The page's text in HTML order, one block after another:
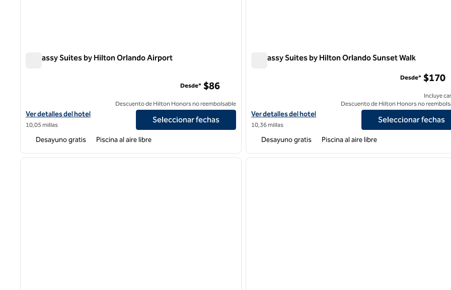
Embassy Suites by Hilton Orlando Airport
Ver detalles del hotel Embassy Suites by Hilton Orlando Airport
Ver detalles del hotel
10,05 millas
Desde* $86
Descuento de Hilton Honors no reembolsable
Seleccionar fechas
Desayuno gratis Piscina al aire libre
Embassy Suites by Hilton Orlando Sunset Walk
Ver detalles del hotel Embassy Suites by Hilton Orlando Sunset
Ver detalles del hotel
10,36 millas
Desde* $170
Incluye
Descuento de Hilton Honors no
Seleccionar fechas
Desayuno gratis Piscina al aire libre
1 de 12
siguiente imagen
1 de 12